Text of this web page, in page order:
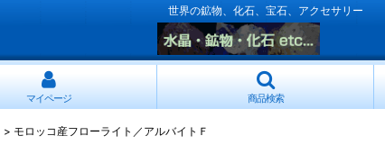
世界の鉱物、化石、宝石、アクセサリー
マイページ 商品検索
> モロッコ産フローライト／アルバイトＦ